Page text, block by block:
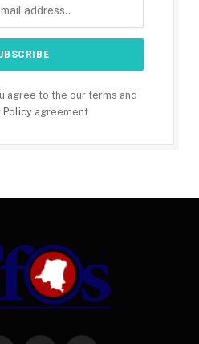
agree to the our terms and
Policy agreement.